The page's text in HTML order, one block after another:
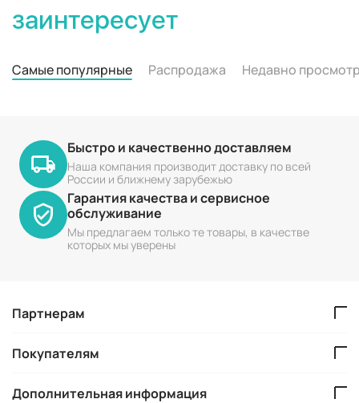
заинтересует
Самые популярные Распродажа Недавно
Быстро и качественно доставляем
Наша компания производит доставку по всей
России и ближнему зарубежью
Гарантия качества и сервисное
обслуживание
Мы предлагаем только те товары, в качестве
которых мы уверены
Партнерам
Покупателям
Дополнительная информация